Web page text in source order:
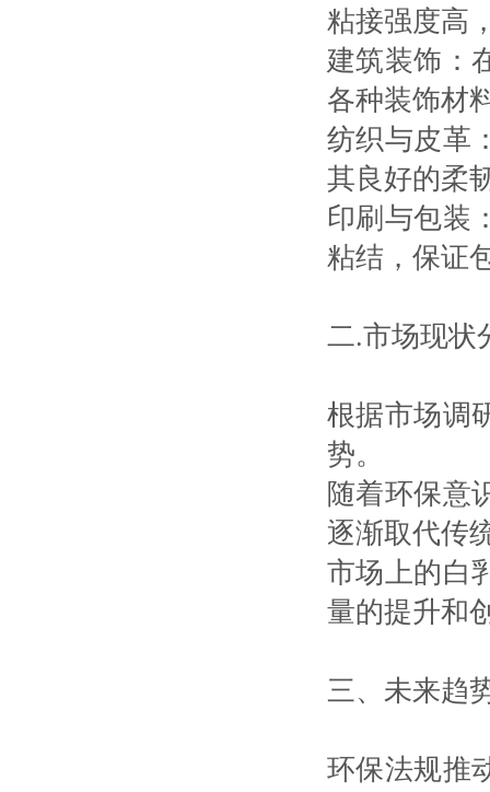
粘接强度高
建筑装饰：
各种装饰材
纺织与皮革
其良好的柔
印刷与包装
粘结，保证
二.市场现状
根据市场调
势。
随着环保意
逐渐取代传
市场上的白
量的提升和
三、未来趋
环保法规推